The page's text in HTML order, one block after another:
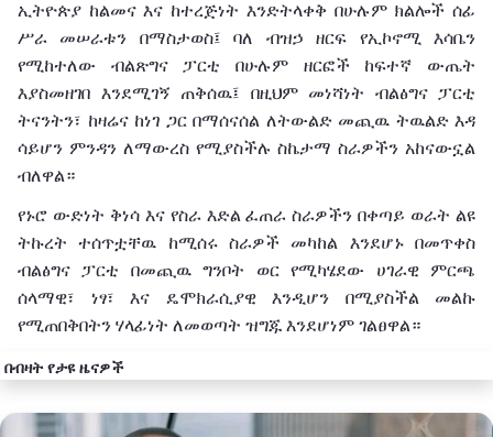
ኢትዮጵያ ከልመና እና ከተረጅነት እንድትላቀቅ በሁሉም ክልሎች ሰፊ
ሥራ
መሠራቱን በማስታወስ፤ ባለ ብዝኃ ዘርፍ የኢኮኖሚ
እሳቤን
የሚከተለው
ብልጽግና ፓርቲ በሁሉም ዘርፎች ከፍተኛ
ውጤት
እያስመዘገበ እንደሚገኝ ጠቅሰዉ፤ በዚህም መነሻነት ብልፅግና
ፓርቲ
ትናንትን፣ ከዛሬና ከነገ ጋር በማሰናሰል ለትውልድ መጪዉ ትዉልድ እዳ
ሳይሆን ምንዳን ለማውረስ የሚያስችሉ ስኬታማ ስራዎችን አከናውኗል
ብለዋል።
የኑሮ ውድነት ቅነሳ እና የስራ እድል ፈጠራ ስራዎችን በቀጣይ ወራት ልዩ
ትኩረት
ተሰጥቷቸዉ ከሚሰሩ ስራዎች መካከል እንደሆኑ በመጥቀስ
ብልፅግና ፓርቲ በመጪዉ ግንቦት
ወር የሚካሄደው ሀገራዊ
ምርጫ
ሰላማዊ፣
ነፃ፣ እና ዴሞክራሲያዊ እንዲሆን
በሚያስችል መልኩ
የሚጠበቅበትን ሃላፊነት ለመወጣት ዝግጁ እንደሆነም ገልፀዋል።
በብዛት የታዩ ዜናዎች